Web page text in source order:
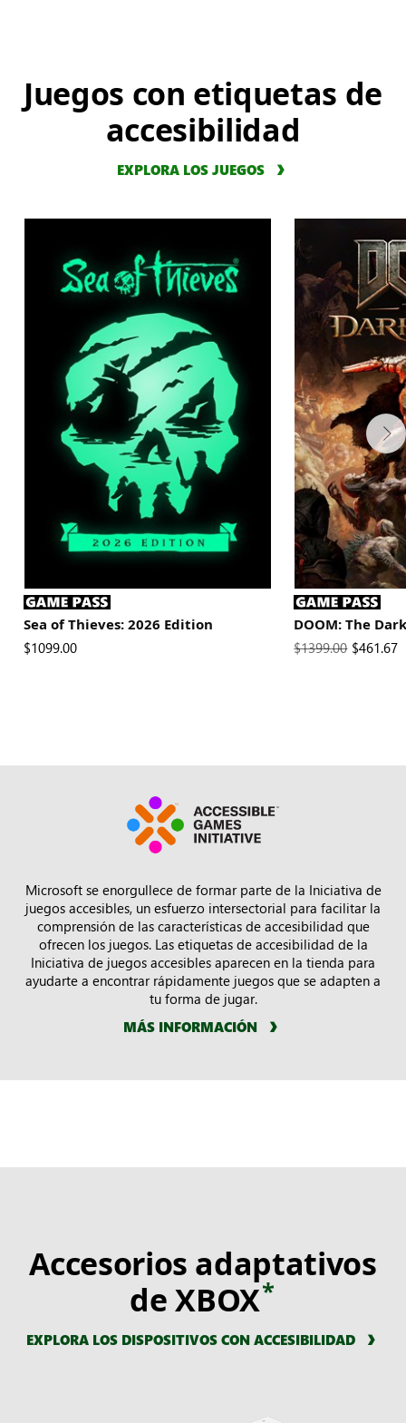
Juegos con etiquetas de
accesibilidad
EXPLORA LOS JUEGOS
Sea of Thieves: 2026 Edition
El nuevo precio es
$1099.00
DOOM: The
El precio original
$1399.00New
$461.67
Microsoft se enorgullece de formar parte de la Iniciativa de
juegos accesibles, un esfuerzo intersectorial para facilitar la
comprensión de las características de accesibilidad que
ofrecen los juegos. Las etiquetas de accesibilidad de la
Iniciativa de juegos accesibles aparecen en la tienda para
ayudarte a encontrar rápidamente juegos que se adapten a
tu forma de jugar.
MÁS INFORMACIÓN
Accesorios adaptativos
de XBOX*
EXPLORA LOS DISPOSITIVOS CON ACCESIBILIDAD